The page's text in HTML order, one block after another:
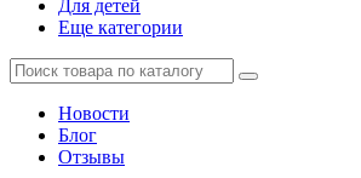
Для детей
Еще категории
Новости
Блог
Отзывы